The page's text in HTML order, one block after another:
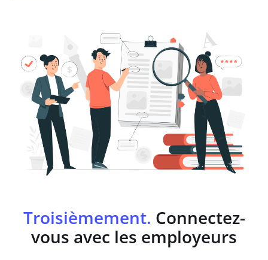
Troisièmement. Connectez-
vous avec les employeurs